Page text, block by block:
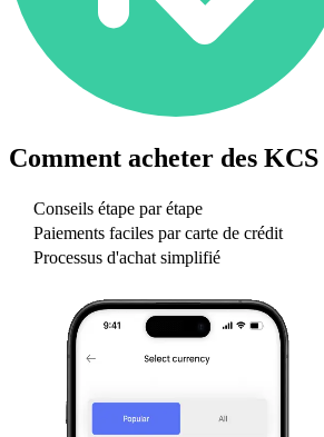
Comment acheter des KCS
Conseils étape par étape
Paiements faciles par carte de crédit
Processus d'achat simplifié